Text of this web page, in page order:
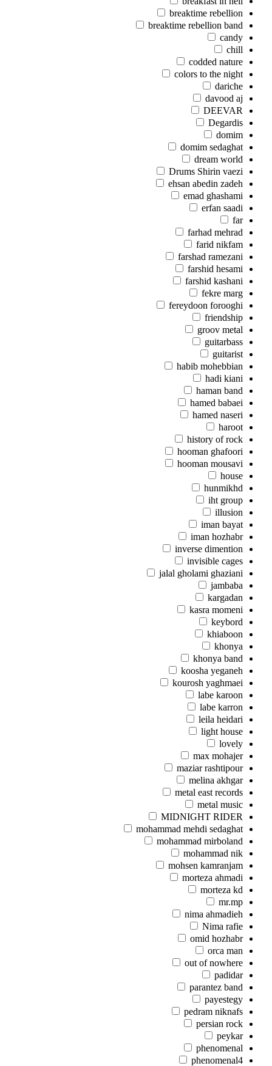
breaktime rebellion
breaktime rebellion band
candy
chill
codded nature
colors to the night
dariche
davood aj
DEEVAR
Degardis
domim
domim sedaghat
dream world
Drums Shirin vaezi
ehsan abedin zadeh
emad ghashami
erfan saadi
far
farhad mehrad
farid nikfam
farshad ramezani
farshid hesami
farshid kashani
fekre marg
fereydoon forooghi
friendship
groov metal
guitarbass
guitarist
habib mohebbian
hadi kiani
haman band
hamed babaei
hamed naseri
haroot
history of rock
hooman ghafoori
hooman mousavi
house
hunmikhd
iht group
illusion
iman bayat
iman hozhabr
inverse dimention
invisible cages
jalal gholami ghaziani
jambaba
kargadan
kasra momeni
keybord
khiaboon
khonya
khonya band
koosha yeganeh
kourosh yaghmaei
labe karoon
labe karron
leila heidari
light house
lovely
max mohajer
maziar rashtipour
melina akhgar
metal east records
metal music
MIDNIGHT RIDER
mohammad mehdi sedaghat
mohammad mirboland
mohammad nik
mohsen kamranjam
morteza ahmadi
morteza kd
mr.mp
nima ahmadieh
Nima rafie
omid hozhabr
orca man
out of nowhere
padidar
parantez band
payestegy
pedram niknafs
persian rock
peykar
phenomenal
phenomenal4